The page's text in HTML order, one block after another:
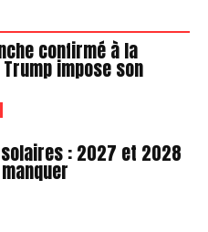
confirmé à la
impose son
: 2027 et 2028